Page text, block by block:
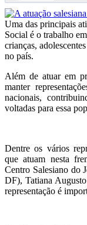
Uma das principais
Social é o trabalho
crianças,
no país.
Além de atuar em
manter
nacionais,
voltadas para essa
Dentre os vários
que atuam nesta
Centro Salesiano do
DF), Tatiana
representação é